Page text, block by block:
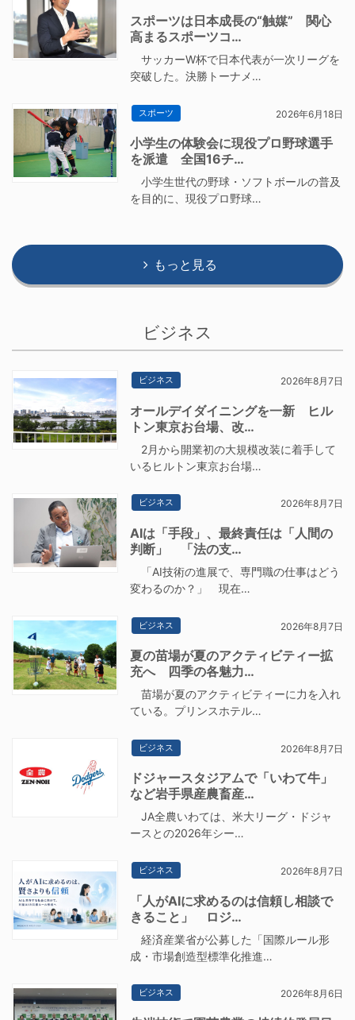
スポーツは日本成長の“触媒” 関心
高まるスポーツコ…
サッカーW杯で日本代表が一次リーグを
突破した。決勝トーナメ…
スポーツ 2026年6月18日
小学生の体験会に現役プロ野球選手
を派遣 全国16チ…
小学生世代の野球・ソフトボールの普及
を目的に、現役プロ野球…
もっと見る
ビジネス
ビジネス 2026年8月7日
オールデイダイニングを一新 ヒル
トン東京お台場、改…
2月から開業初の大規模改装に着手して
いるヒルトン東京お台場…
ビジネス 2026年8月7日
AIは「手段」、最終責任は「人間の
判断」 「法の支…
「AI技術の進展で、専門職の仕事はどう
変わるのか？」 現在…
ビジネス 2026年8月7日
夏の苗場が夏のアクティビティー拡
充へ 四季の各魅力…
苗場が夏のアクティビティーに力を入れ
ている。プリンスホテル…
ビジネス 2026年8月7日
ドジャースタジアムで「いわて牛」
など岩手県産農畜産…
JA全農いわては、米大リーグ・ドジャ
ースとの2026年シー…
ビジネス 2026年8月7日
「人がAIに求めるのは信頼し相談で
きること」 ロジ…
経済産業省が公募した「国際ルール形
成・市場創造型標準化推進…
ビジネス 2026年8月6日